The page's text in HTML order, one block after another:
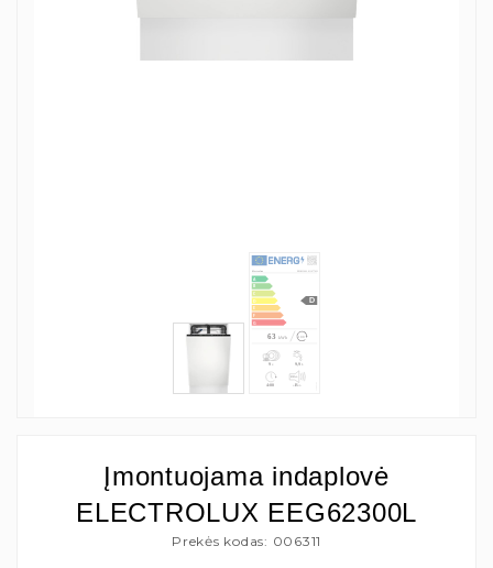
Įmontuojama indaplovė
ELECTROLUX EEG62300L
Prekės kodas: 006311